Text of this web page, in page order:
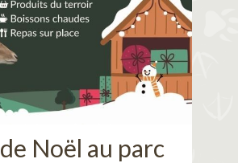
Noël au parc